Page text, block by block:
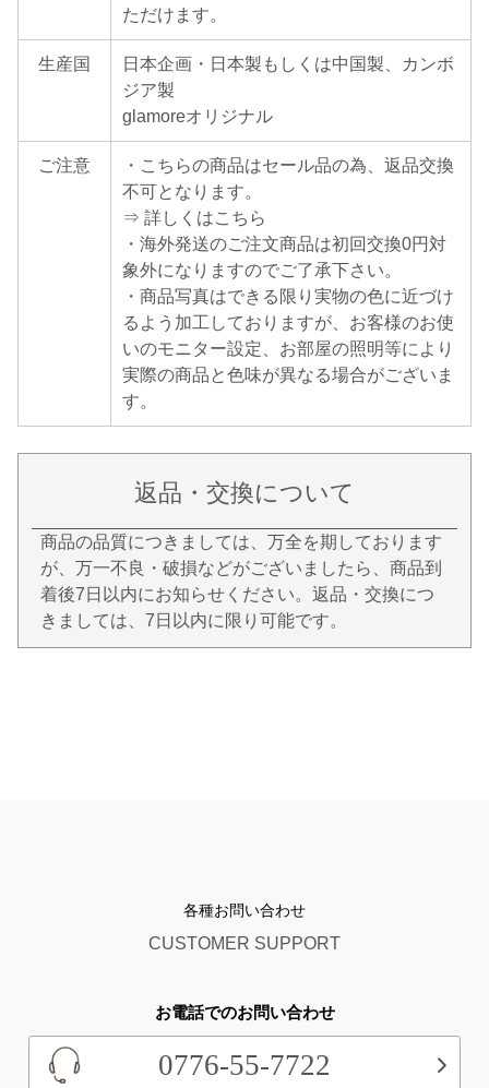
ただけます。
生産国
日本企画・日本製もしくは中国製、カンボ
ジア製
glamoreオリジナル
ご注意
・こちらの商品はセール品の為、返品交換
不可となります。
⇒ 詳しくはこちら
・海外発送のご注文商品は初回交換0円対
象外になりますのでご了承下さい。
・商品写真はできる限り実物の色に近づけ
るよう加工しておりますが、お客様のお使
いのモニター設定、お部屋の照明等により
実際の商品と色味が異なる場合がございま
す。
返品・交換について
商品の品質につきましては、万全を期しております
が、万一不良・破損などがございましたら、商品到
着後7日以内にお知らせください。返品・交換につ
きましては、7日以内に限り可能です。
各種お問い合わせ
CUSTOMER SUPPORT
お電話でのお問い合わせ
0776-55-7722